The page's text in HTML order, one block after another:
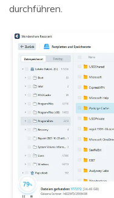
durchführen.